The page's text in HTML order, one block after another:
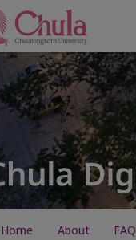
Home About FAQ